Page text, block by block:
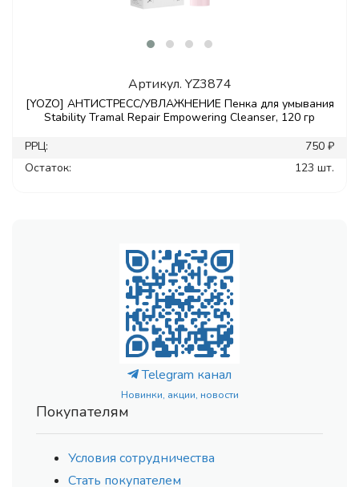
Артикул. YZ3874
[YOZO] АНТИСТРЕСС/УВЛАЖНЕНИЕ Пенка для умывания
Stability Tramal Repair Empowering Cleanser, 120 гр
РРЦ:
750 ₽
Остаток:
123 шт.
Telegram канал
Новинки, акции, новости
Покупателям
Условия сотрудничества
Стать покупателем